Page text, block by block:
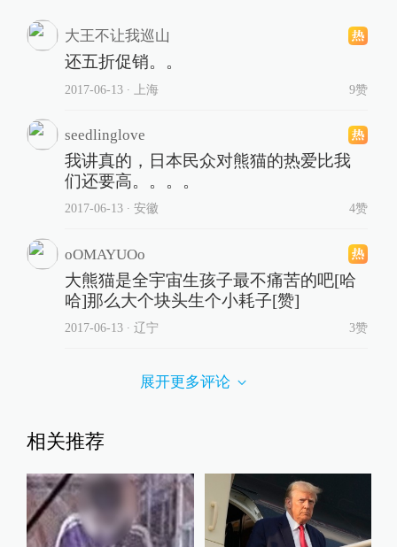
大王不让我巡山
还五折促销。。
2017-06-13∙ 上海 9赞
seedlinglove
我讲真的，日本民众对熊猫的热爱比我
们还要高。。。。
2017-06-13∙ 安徽 4赞
oOMAYUOo
大熊猫是全宇宙生孩子最不痛苦的吧[哈
哈]那么大个块头生个小耗子[赞]
2017-06-13∙ 辽宁 3赞
展开更多评论
相关推荐